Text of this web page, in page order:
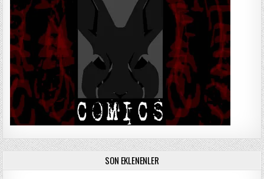
SON EKLENENLER